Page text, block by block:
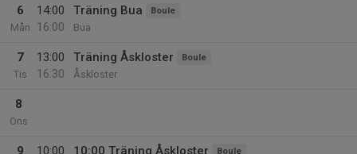
6
Mån
14:00
16:00
Träning Bua Boule
Bua
7
Tis
13:00
16:30
Träning Åskloster Boule
Åskloster
8
Ons
9
10:00
10:00 Träning Åskloster Boule